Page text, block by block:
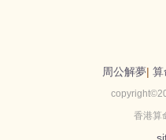
周公解夢| 算
香港算